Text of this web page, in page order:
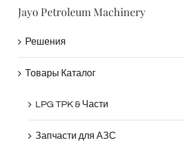
Jayo Petroleum Machinery
Решения
Товары Каталог
LPG TPK & Части
Запчасти для АЗС